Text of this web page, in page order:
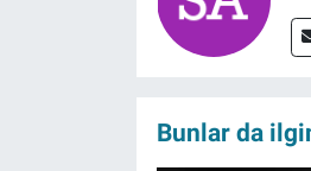
Bunlar da